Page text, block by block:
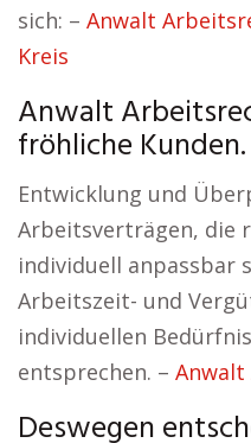
sich: – Anwalt
Kreis
Anwalt
fröhliche Kunden.
Entwicklung und
Arbeitsverträgen, die
individuell anpassbar
Arbeitszeit- und
individuellen
entsprechen. –
Deswegen